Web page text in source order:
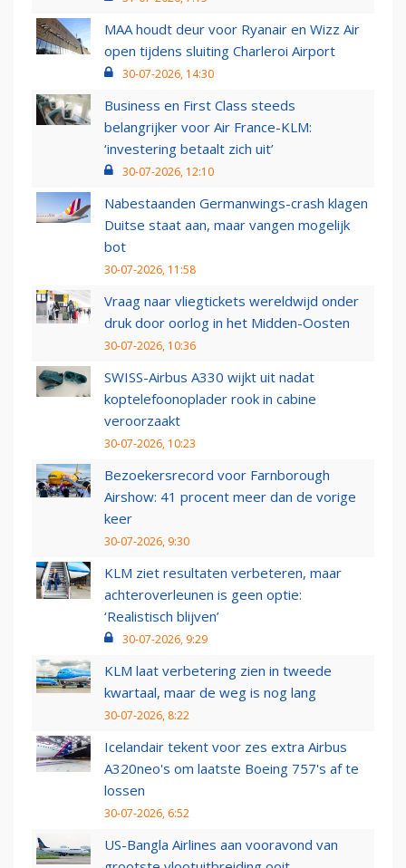
MAA houdt deur voor Ryanair en Wizz Air
open tijdens sluiting Charleroi Airport
30-07-2026, 14:30
Business en First Class steeds
belangrijker voor Air France-KLM:
‘investering betaalt zich uit’
30-07-2026, 12:10
Nabestaanden Germanwings-crash klagen
Duitse staat aan, maar vangen mogelijk
bot
30-07-2026, 11:58
Vraag naar vliegtickets wereldwijd onder
druk door oorlog in het Midden-Oosten
30-07-2026, 10:36
SWISS-Airbus A330 wijkt uit nadat
koptelefoonoplader rook in cabine
veroorzaakt
30-07-2026, 10:23
Bezoekersrecord voor Farnborough
Airshow: 41 procent meer dan de vorige
keer
30-07-2026, 9:30
KLM ziet resultaten verbeteren, maar
achteroverleunen is geen optie:
‘Realistisch blijven’
30-07-2026, 9:29
KLM laat verbetering zien in tweede
kwartaal, maar de weg is nog lang
30-07-2026, 8:22
Icelandair tekent voor zes extra Airbus
A320neo's om laatste Boeing 757's af te
lossen
30-07-2026, 6:52
US-Bangla Airlines aan vooravond van